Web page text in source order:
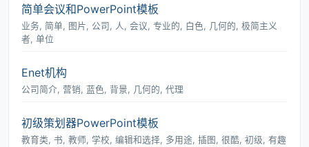
简单会议和PowerPoint模板
业务, 简单, 图片, 公司, 人, 会议, 专业的, 白色, 几何的, 极简主义
者, 单位
Enet机构
公司简介, 营销, 蓝色, 背景, 几何的, 代理
初级策划器PowerPoint模板
教育类, 书, 教师, 学校, 编辑和选择, 多用途, 插图, 很酷, 初级, 有趣